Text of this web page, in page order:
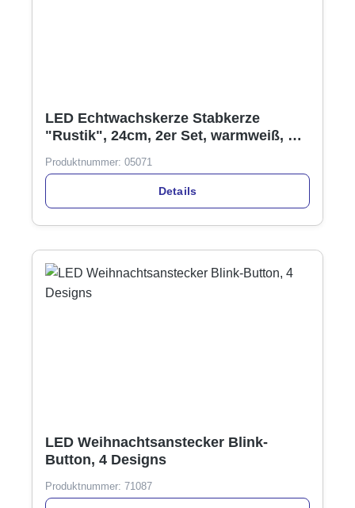
LED Echtwachskerze Stabkerze
"Rustik", 24cm, 2er Set, warmweiß, mit
Produktnummer: 05071
Details
LED Weihnachtsanstecker Blink-
Button, 4 Designs
Produktnummer: 71087